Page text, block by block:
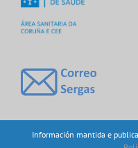
Información mantida e